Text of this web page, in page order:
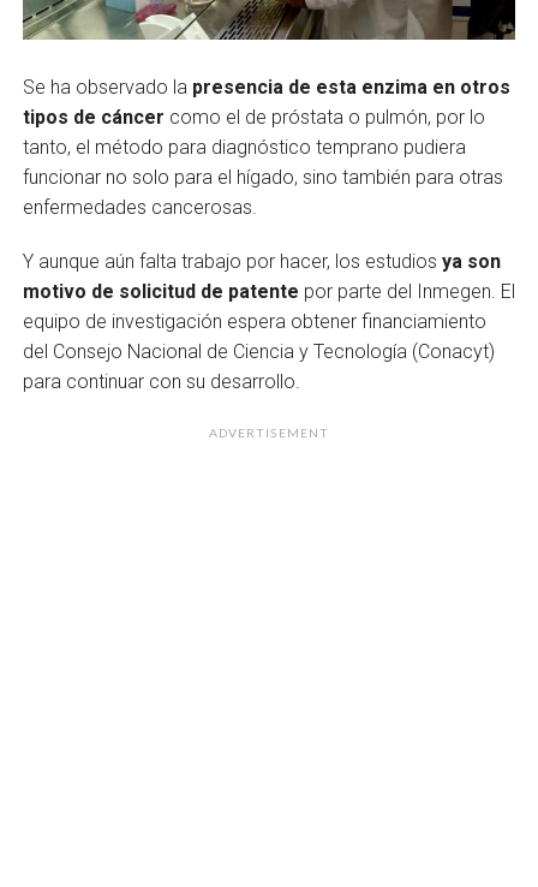
Se ha observado la presencia de esta enzima en otros
tipos de cáncer como el de próstata o pulmón, por lo
tanto, el método para diagnóstico temprano pudiera
funcionar no solo para el hígado, sino también para otras
enfermedades cancerosas.
Y aunque aún falta trabajo por hacer, los estudios ya son
motivo de solicitud de patente por parte del Inmegen. El
equipo de investigación espera obtener financiamiento
del Consejo Nacional de Ciencia y Tecnología (Conacyt)
para continuar con su desarrollo.
ADVERTISEMENT